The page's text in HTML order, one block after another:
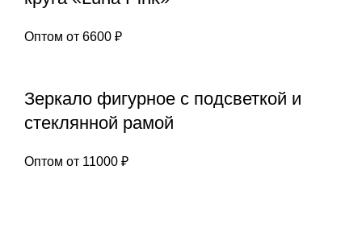
Оптом от 6600 ₽
Зеркало фигурное с подсветкой и
стеклянной рамой
Оптом от 11000 ₽